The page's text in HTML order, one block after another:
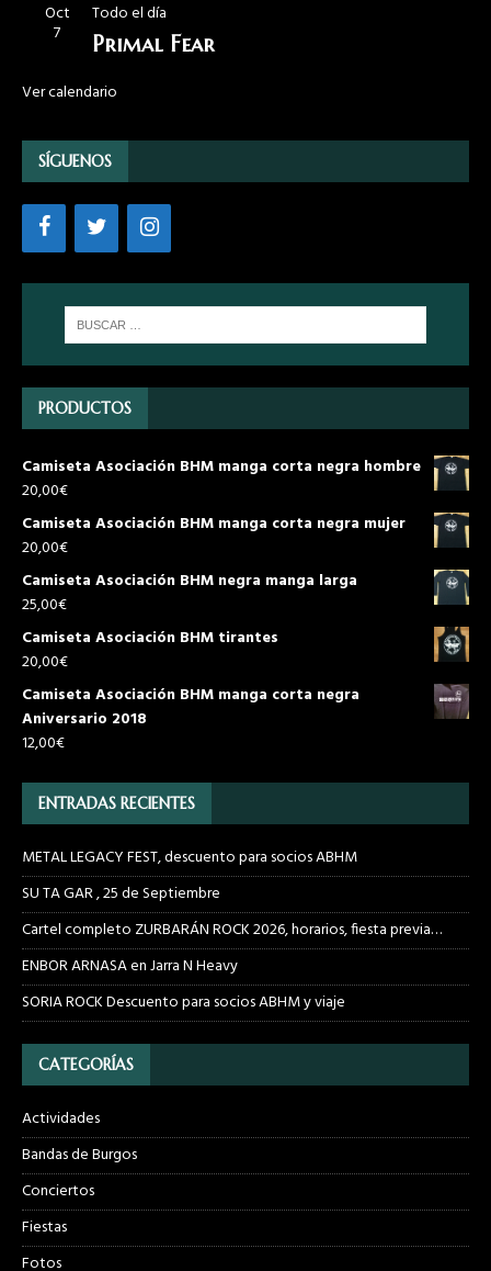
Oct
7
Todo el día
Primal Fear
Ver calendario
SÍGUENOS
PRODUCTOS
Camiseta Asociación BHM manga corta negra hombre
20,00€
Camiseta Asociación BHM manga corta negra mujer
20,00€
Camiseta Asociación BHM negra manga larga
25,00€
Camiseta Asociación BHM tirantes
20,00€
Camiseta Asociación BHM manga corta negra
Aniversario 2018
12,00€
ENTRADAS RECIENTES
METAL LEGACY FEST, descuento para socios ABHM
SU TA GAR , 25 de Septiembre
Cartel completo ZURBARÁN ROCK 2026, horarios, fiesta previa…
ENBOR ARNASA en Jarra N Heavy
SORIA ROCK Descuento para socios ABHM y viaje
CATEGORÍAS
Actividades
Bandas de Burgos
Conciertos
Fiestas
Fotos